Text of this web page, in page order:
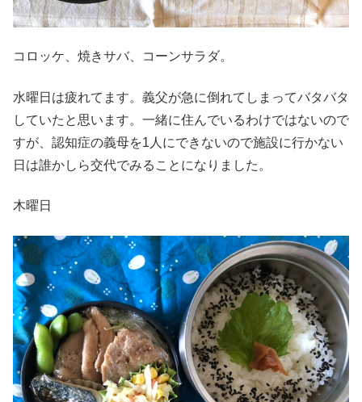
コロッケ、焼きサバ、コーンサラダ。
水曜日は疲れてます。義父が急に倒れてしまってバタバタ
していたと思います。一緒に住んでいるわけではないので
すが、認知症の義母を1人にできないので施設に行かない
日は誰かしら交代でみることになりました。
木曜日